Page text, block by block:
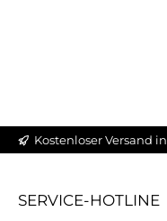
Kostenloser Versand
SERVICE-HOTLINE